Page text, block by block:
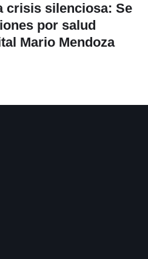
OPS lanza
frenar la
VIH en América